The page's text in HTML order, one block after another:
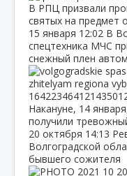
В РПЦ призвали
святых на предмет
15 января 12:02 В
спецтехника МЧС
снежный плен
Накануне, 14
получили
20 октября 14:13
Волгоградской
бывшего сожителя